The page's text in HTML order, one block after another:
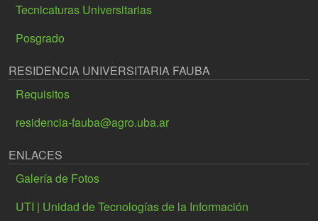
Tecnicaturas Universitarias
Posgrado
RESIDENCIA UNIVERSITARIA FAUBA
Requisitos
residencia-fauba@agro.uba.ar
ENLACES
Galería de Fotos
UTI | Unidad de Tecnologías de la Información